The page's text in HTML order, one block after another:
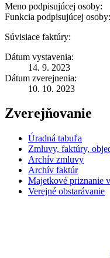
Meno podpisujúcej osoby:
Funkcia podpisujúcej osoby:
Súvisiace faktúry:
Dátum vystavenia:
14. 9. 2023
Dátum zverejnenia:
10. 10. 2023
Zverejňovanie
Úradná tabuľa
Zmluvy, faktúry,
Archív zmluvy
Archív faktúr
Majetkové priznanie
Verejné obstarávanie